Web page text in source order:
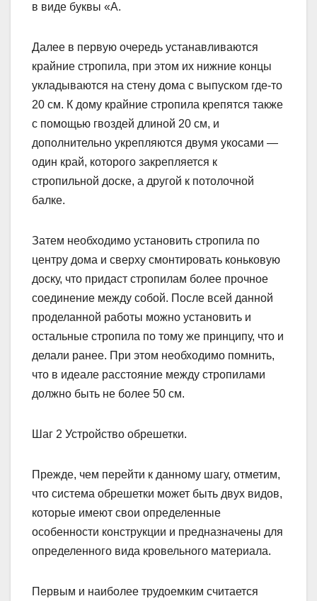
в виде буквы «А.
Далее в первую очередь устанавливаются
крайние стропила, при этом их нижние концы
укладываются на стену дома с выпуском где-то
20 см. К дому крайние стропила крепятся также
с помощью гвоздей длиной 20 см, и
дополнительно укрепляются двумя укосами —
один край, которого закрепляется к
стропильной доске, а другой к потолочной
балке.
Затем необходимо установить стропила по
центру дома и сверху смонтировать коньковую
доску, что придаст стропилам более прочное
соединение между собой. После всей данной
проделанной работы можно установить и
остальные стропила по тому же принципу, что и
делали ранее. При этом необходимо помнить,
что в идеале расстояние между стропилами
должно быть не более 50 см.
Шаг 2 Устройство обрешетки.
Прежде, чем перейти к данному шагу, отметим,
что система обрешетки может быть двух видов,
которые имеют свои определенные
особенности конструкции и предназначены для
определенного вида кровельного материала.
Первым и наиболее трудоемким считается